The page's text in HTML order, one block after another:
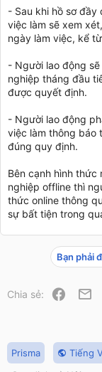
- Sau khi hồ sơ
việc làm sẽ xem
ngày làm việc, kể
- Người lao động
nghiệp tháng đầu
được quyết định.
- Người lao động
việc làm thông báo
đúng quy định.
Bên cạnh hình
nghiệp offline thì
thức online thông
sự bất tiện trong
Bạn phải
Chia sẻ:
Prisma
Tiếng